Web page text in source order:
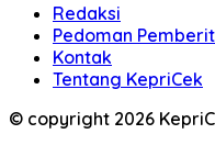
Redaksi
Pedoman
Kontak
Tentang KepriCek
© copyright 2026